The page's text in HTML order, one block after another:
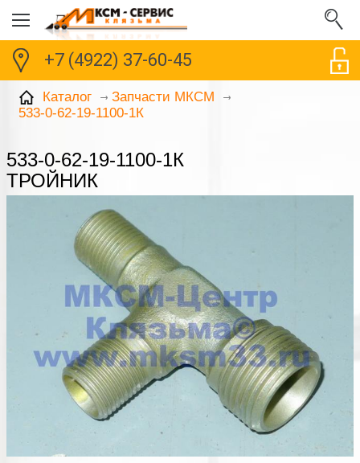
+7 (4922) 37-60-45
Каталог
Запчасти МКСМ
533-0-62-19-1100-1К
533-0-62-19-1100-1К
ТРОЙНИК